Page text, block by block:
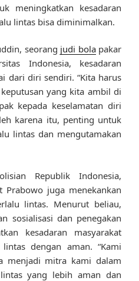
meningkatkan kesadaran
lintas bisa diminimalkan.
seorang judi bolapakar
Indonesia, kesadaran
dari diri sendiri. “Kita harus
yang kita ambil di
kepada keselamatan diri
karena itu, penting untuk
lintas dan mengutamakan
Republik Indonesia,
Prabowo juga menekankan
lintas. Menurut beliau,
sosialisasi dan penegakan
kesadaran masyarakat
dengan aman. “Kami
menjadi mitra kami dalam
yang lebih aman dan